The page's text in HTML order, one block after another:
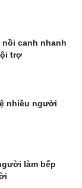
canh nhanh
trợ
nhiều người
làm bếp